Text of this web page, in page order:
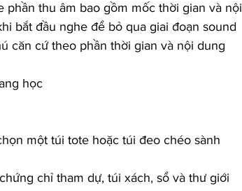
thu âm bao gồm mốc thời gian và nội
bắt đầu nghe để bỏ qua giai đoạn sound
căn cứ theo phần thời gian và nội dung
học
một túi tote hoặc túi đeo chéo sành
chỉ tham dự, túi xách, sổ và thư giới